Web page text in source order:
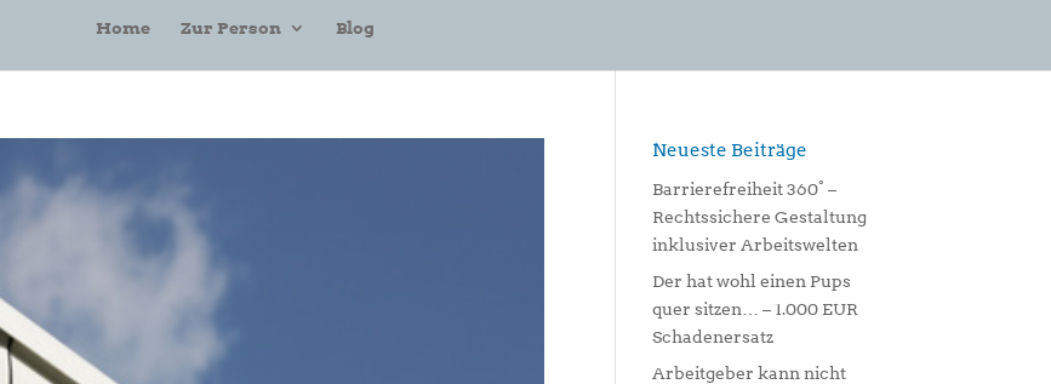
Home Zur Person Blog
Neueste Beiträge
Barrierefreiheit 360° –
Rechtssichere Gestaltung
inklusiver Arbeitswelten
Der hat wohl einen Pups
quer sitzen… – 1.000 EUR
Schadenersatz
Arbeitgeber kann nicht